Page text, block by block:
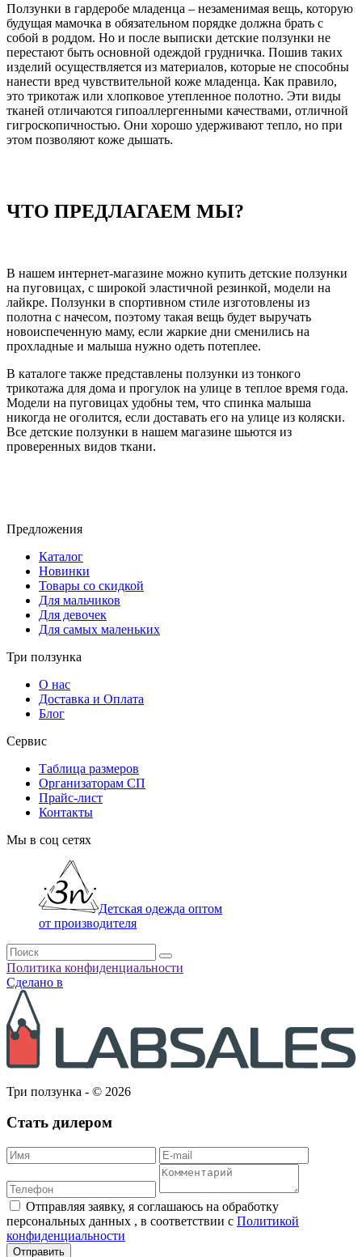
Ползунки в гардеробе младенца – незаменимая вещь, которую
будущая мамочка в обязательном порядке должна брать с
собой в роддом. Но и после выписки детские ползунки не
перестают быть основной одеждой грудничка. Пошив таких
изделий осуществляется из материалов, которые не способны
нанести вред чувствительной коже младенца. Как правило,
это трикотаж или хлопковое утепленное полотно. Эти виды
тканей отличаются гипоаллергенными качествами, отличной
гигроскопичностью. Они хорошо удерживают тепло, но при
этом позволяют коже дышать.
ЧТО ПРЕДЛАГАЕМ МЫ?
В нашем интернет-магазине можно купить детские ползунки
на пуговицах, с широкой эластичной резинкой, модели на
лайкре. Ползунки в спортивном стиле изготовлены из
полотна с начесом, поэтому такая вещь будет выручать
новоиспеченную маму, если жаркие дни сменились на
прохладные и малыша нужно одеть потеплее.
В каталоге также представлены ползунки из тонкого
трикотажа для дома и прогулок на улице в теплое время года.
Модели на пуговицах удобны тем, что спинка малыша
никогда не оголится, если доставать его на улице из коляски.
Все детские ползунки в нашем магазине шьются из
проверенных видов ткани.
Предложения
Каталог
Новинки
Товары со скидкой
Для мальчиков
Для девочек
Для самых маленьких
Три ползунка
О нас
Доставка и Оплата
Блог
Сервис
Таблица размеров
Организаторам СП
Прайс-лист
Контакты
Мы в соц сетях
Детская одежда оптом
от производителя
Политика конфиденциальности
Сделано в
Три ползунка - © 2026
Стать дилером
Отправляя заявку, я соглашаюсь на обработку
персональных данных , в соответствии с Политикой
конфиденциальности
Отправить